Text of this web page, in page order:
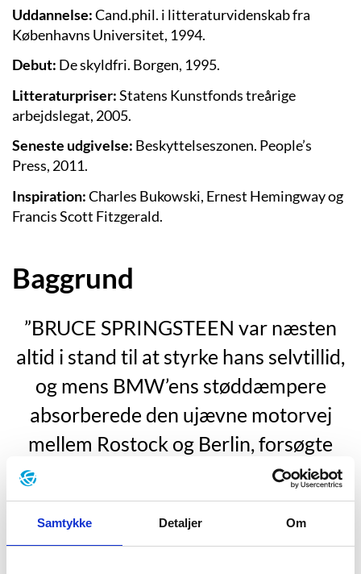
Samtykke Detaljer Om
Uddannelse:Cand.phil. i litteraturvidenskab fra
Københavns Universitet, 1994.
Debut: De skyldfri. Borgen, 1995.
Litteraturpriser:Statens Kunstfonds treårige
arbejdslegat, 2005.
Seneste udgivelse: Beskyttelseszonen. People’s
Press, 2011.
Inspiration:Charles Bukowski, Ernest Hemingway og
Francis Scott Fitzgerald.
Baggrund
”BRUCE SPRINGSTEEN var næsten
altid i stand til at styrke hans selvtillid,
og mens BMW’ens støddæmpere
absorberede den ujævne motorvej
mellem Rostock og Berlin, forsøgte
han først med Born to run, derefter
med Darkness on the Edge of Town og
til sidst med The River. Lige lidt hjalp